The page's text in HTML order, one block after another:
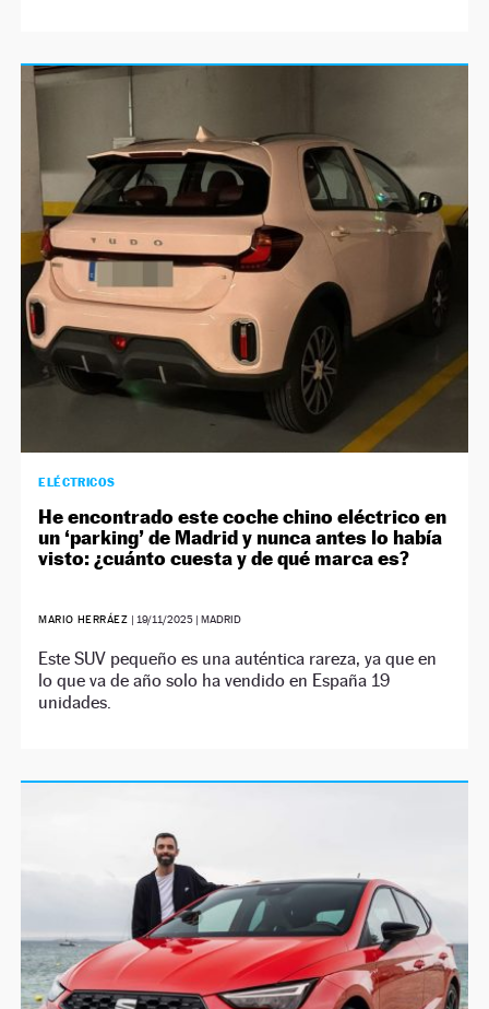
ELÉCTRICOS
He encontrado este coche chino eléctrico en
un ‘parking’ de Madrid y nunca antes lo había
visto: ¿cuánto cuesta y de qué marca es?
MARIO HERRÁEZ | 19/11/2025| MADRID
Este SUV pequeño es una auténtica rareza, ya que en
lo que va de año solo ha vendido en España 19
unidades.